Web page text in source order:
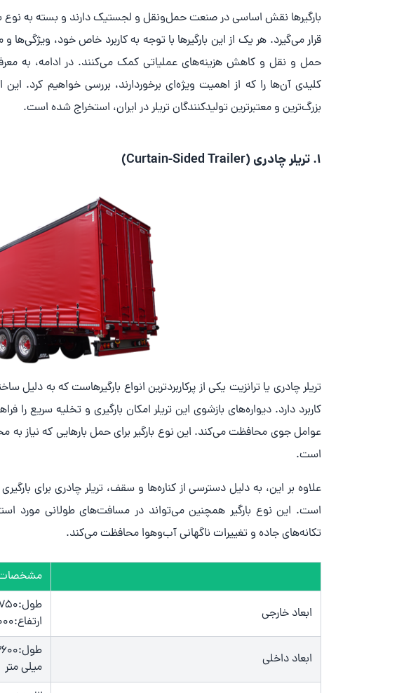
بارگیرها نقش اساسی در صنعت حمل‌ونقل و لجستیک دارند و بسته به نوع
قرار می‌گیرد. هر یک از این بارگیرها با توجه به کاربرد خاص خود،
حمل و نقل و کاهش هزینه‌های عملیاتی کمک می‌کنند. در ادامه، به
کلیدی آن‌ها را که از اهمیت ویژه‌ای برخوردارند، بررسی خواهیم کرد.
بزرگ‌ترین و معتبرترین تولیدکنندگان تریلر در ایران، استخراج شده است.
1. تریلر چادری (Curtain-Sided Trailer)
تریلر چادری یا ترانزیت یکی از پرکاربردترین انواع بارگیرهاست که به
کاربرد دارد. دیواره‌های بازشوی این تریلر امکان بارگیری و تخلیه سریع را
عوامل جوی محافظت می‌کند. این نوع بارگیر برای حمل بارهایی که نیاز به
است.
علاوه بر این، به دلیل دسترسی از کناره‌ها و سقف، تریلر چادری برای
است. این نوع بارگیر همچنین می‌تواند در مسافت‌های طولانی مورد
تکانه‌های جاده و تغییرات ناگهانی آب‌وهوا محافظت می‌کند.
ابعاد خارجی
ارتفاع:4000 میلی متر
ابعاد داخلی
میلی متر